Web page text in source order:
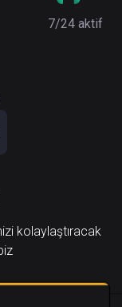
7/24 aktif
kolaylaştıracak